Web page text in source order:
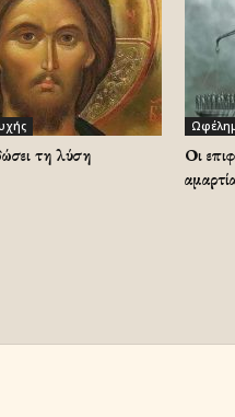
τη λύση
Οι